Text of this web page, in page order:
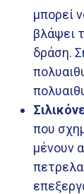
μπορεί
βλάψει
δράση.
που
μένουν